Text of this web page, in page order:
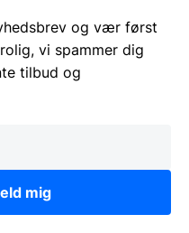
og vær først
vi spammer dig
tilbud og
mig